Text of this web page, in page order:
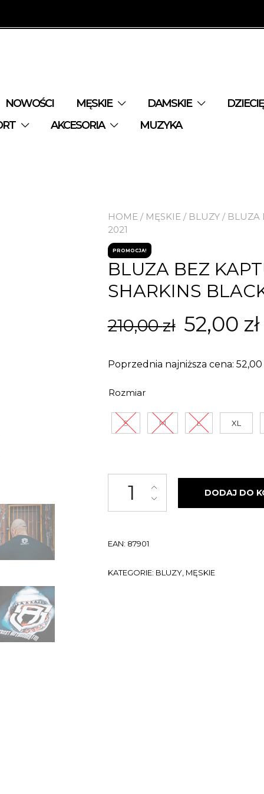
NOWOŚCI MĘSKIE DAMSKIE
AKCESORIA MUZYKA
HOME/ MĘSKIE/ BLUZY/ BLUZA
2021
PROMOCJA!
BLUZA BEZ
SHARKINS
210,00zł
cena
210,00
52,00 zł
Poprzednia najniższa cena: 52,00
Rozmiar
S M L XL
ilość Bluza bez kaptura Street
DODAJ DO
EAN: 87901
KATEGORIE: BLUZY, MĘSKIE